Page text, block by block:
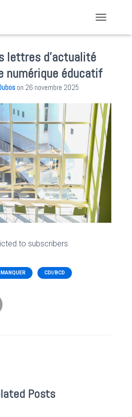
lettres d’actualité
numérique éducatif
on 26 novembre 2025
to subscribers
CDI/BCD
Posts